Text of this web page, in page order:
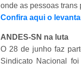
onde as pessoas trans
Confira aqui o
ANDES-SN na luta
O 28 de junho faz
Sindicato Nacional